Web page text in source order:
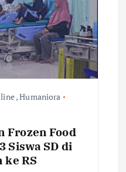
,Humaniora
Frozen Food
Siswa SD di
RS